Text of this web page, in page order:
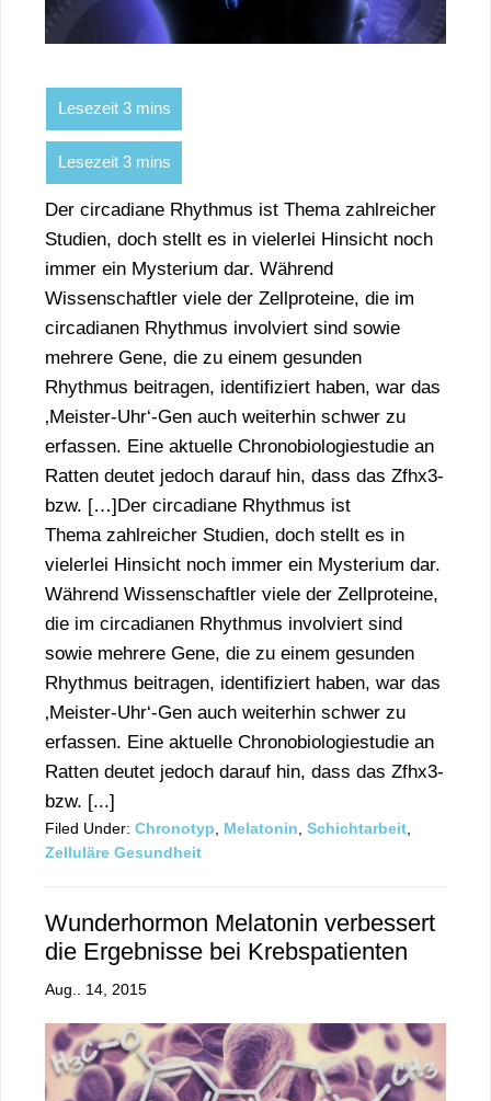
Der circadiane Rhythmus ist Thema zahlreicher
Studien, doch stellt es in vielerlei Hinsicht noch
immer ein Mysterium dar. Während
Wissenschaftler viele der Zellproteine, die im
circadianen Rhythmus involviert sind sowie
mehrere Gene, die zu einem gesunden
Rhythmus beitragen, identifiziert haben, war das
‚Meister-Uhr‘-Gen auch weiterhin schwer zu
erfassen. Eine aktuelle Chronobiologiestudie an
Ratten deutet jedoch darauf hin, dass das Zfhx3-
bzw. […]Der circadiane Rhythmus ist
Thema zahlreicher Studien, doch stellt es in
vielerlei Hinsicht noch immer ein Mysterium dar.
Während Wissenschaftler viele der Zellproteine,
die im circadianen Rhythmus involviert sind
sowie mehrere Gene, die zu einem gesunden
Rhythmus beitragen, identifiziert haben, war das
‚Meister-Uhr‘-Gen auch weiterhin schwer zu
erfassen. Eine aktuelle Chronobiologiestudie an
Ratten deutet jedoch darauf hin, dass das Zfhx3-
bzw. [...]
Filed Under: Chronotyp Melatonin Schichtarbeit
Zelluläre Gesundheit
Wunderhormon Melatonin verbessert
die Ergebnisse bei Krebspatienten
Aug.. 14, 2015